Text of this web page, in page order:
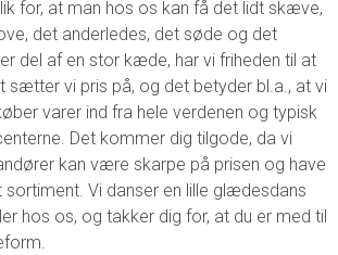
for, at man hos os kan få det lidt skæve,
det anderledes, det søde og det
del af en stor kæde, har vi friheden til at
sætter vi pris på, og det betyder bl.a., at vi
varer ind fra hele verdenen og typisk
Det kommer dig tilgode, da vi
kan være skarpe på prisen og have
Vi danser en lille glædesdans
hos os, og takker dig for, at du er med til